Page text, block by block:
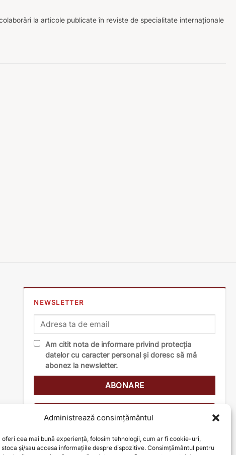
Administrează consimțământul
oferi cea mai bună experiență, folosim tehnologii, cum ar fi cookie-uri,
stoca și/sau accesa informațiile despre dispozitive. Consimțământul pentru
la articole publicate în reviste de specialitate internaționale
NEWSLETTER
Am citit nota de informare privind protecția
datelor cu caracter personal și doresc să mă
abonez la newsletter.
Nota de informare